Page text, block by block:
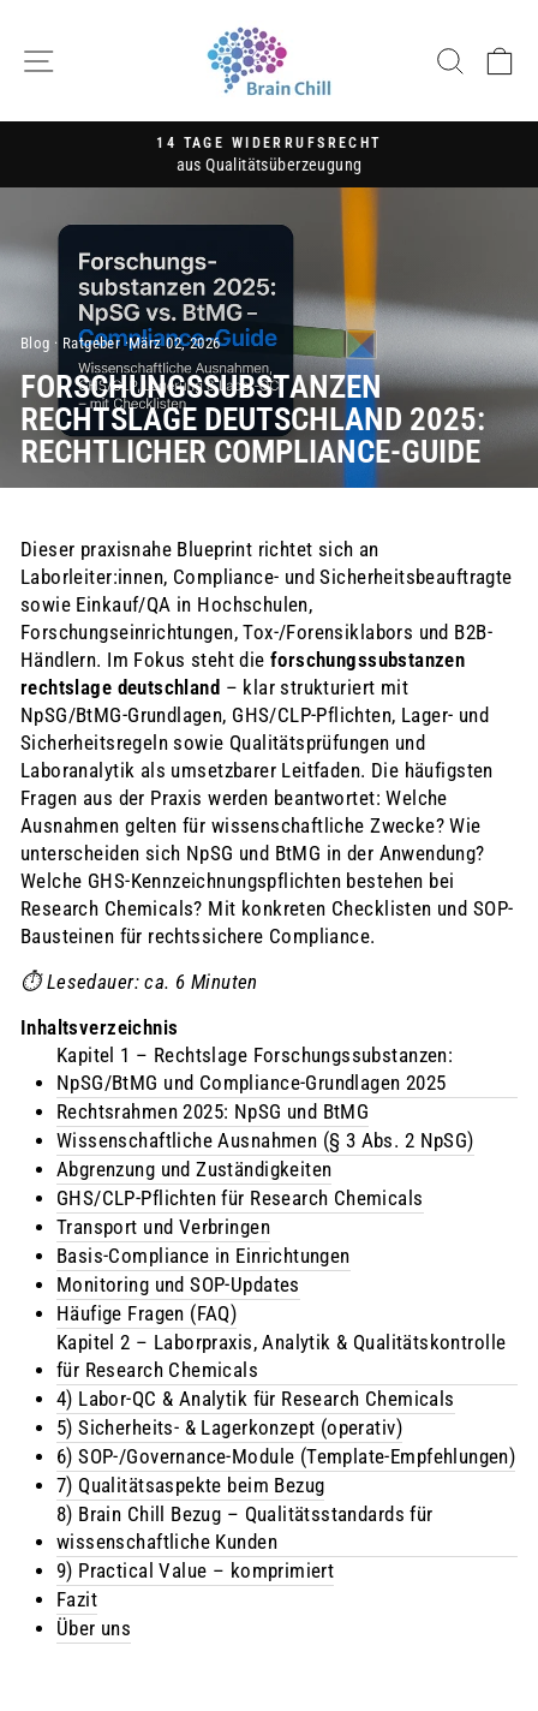
Inhalt
SEITENNAVIGATION
Pause
14 TAGE WIDERRUFSRECHT
aus Qualitätsüberzeugung
Blog · Ratgeber·März 02, 2026
FORSCHUNGSSUBSTANZEN
RECHTSLAGE DEUTSCHLAND 2025:
RECHTLICHER COMPLIANCE-GUIDE
Dieser praxisnahe Blueprint richtet sich an
Laborleiter:innen, Compliance- und Sicherheitsbeauftragte
sowie Einkauf/QA in Hochschulen,
Forschungseinrichtungen, Tox-/Forensiklabors und B2B-
Händlern. Im Fokus steht dieforschungssubstanzen
rechtslage deutschland – klar strukturiert mit
NpSG/BtMG-Grundlagen, GHS/CLP-Pflichten, Lager- und
Sicherheitsregeln sowie Qualitätsprüfungen und
Laboranalytik als umsetzbarer Leitfaden. Die häufigsten
Fragen aus der Praxis werden beantwortet: Welche
Ausnahmen gelten für wissenschaftliche Zwecke? Wie
unterscheiden sich NpSG und BtMG in der Anwendung?
Welche GHS-Kennzeichnungspflichten bestehen bei
Research Chemicals? Mit konkreten Checklisten und SOP-
Bausteinen für rechtssichere Compliance.
⏱️ Lesedauer: ca. 6 Minuten
Inhaltsverzeichnis
Kapitel 1 – Rechtslage Forschungssubstanzen:
NpSG/BtMG und Compliance-Grundlagen 2025
Rechtsrahmen 2025: NpSG und BtMG
Wissenschaftliche Ausnahmen (§ 3 Abs. 2 NpSG)
Abgrenzung und Zuständigkeiten
GHS/CLP-Pflichten für Research Chemicals
Transport und Verbringen
Basis-Compliance in Einrichtungen
Monitoring und SOP-Updates
Häufige Fragen (FAQ)
Kapitel 2 – Laborpraxis, Analytik & Qualitätskontrolle
für Research Chemicals
4) Labor-QC & Analytik für Research Chemicals
5) Sicherheits‑ & Lagerkonzept (operativ)
6) SOP‑/Governance‑Module (Template‑Empfehlungen)
7) Qualitätsaspekte beim Bezug
8) Brain Chill Bezug – Qualitätsstandards für
wissenschaftliche Kunden
9) Practical Value – komprimiert
Fazit
Über uns